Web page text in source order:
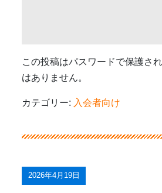
この投稿はパスワードで保護さ
はありません。
カテゴリー: 入会者向け
2026年4月19日